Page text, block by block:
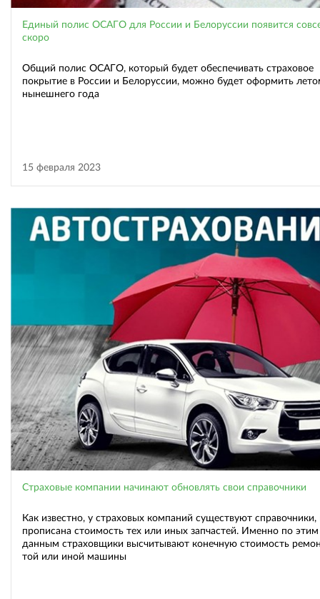
Единый полис ОСАГО для России и Белоруссии появится
скоро
Общий полис ОСАГО, который будет обеспечивать страховое
покрытие в России и Белоруссии, можно будет оформить
нынешнего года
15 февраля 2023
Страховые компании начинают обновлять свои справочники
Как известно, у страховых компаний существуют справочники,
прописана стоимость тех или иных запчастей. Именно по этим
данным страховщики высчитывают конечную стоимость
той или иной машины